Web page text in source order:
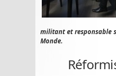
militant et responsable
Monde.